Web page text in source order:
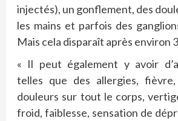
injectés), un gonflement, des
les mains et parfois des
Mais cela disparaît après environ
« Il peut également y avoir
telles que des allergies,
douleurs sur tout le corps,
froid, faiblesse, sensation de